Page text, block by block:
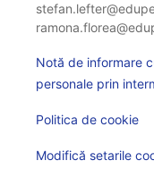
Notă de informare
personale prin
Politica de cookie
Modifică setarile